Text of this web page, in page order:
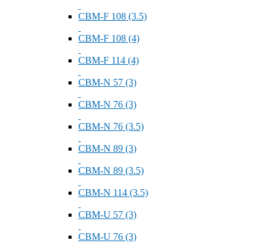
СВМ-F 108 (3.5)
СВМ-F 108 (4)
СВМ-F 114 (4)
СВМ-N 57 (3)
СВМ-N 76 (3)
СВМ-N 76 (3.5)
СВМ-N 89 (3)
СВМ-N 89 (3.5)
СВМ-N 114 (3.5)
СВМ-U 57 (3)
СВМ-U 76 (3)